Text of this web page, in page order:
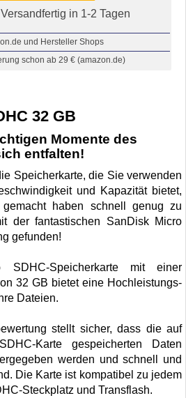
in 1-2 Tagen
und Hersteller Shops
schon ab 29 € (amazon.de)
32 GB
Momente des
entfalten!
Speicherkarte, die Sie verwenden
und Kapazität bietet,
haben schnell genug zu
der fantastischen SanDisk Micro
gefunden!
SDHC-Speicherkarte mit einer
32 GB bietet eine Hochleistungs-
Dateien.
stellt sicher, dass die auf
Karte gespeicherten Daten
werden und schnell und
Die Karte ist kompatibel zu jedem
Steckplatz und Transflash.